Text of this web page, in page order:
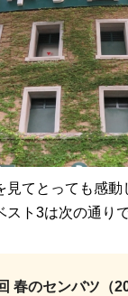
見てとっても感動
ト3は次の通りで
春のセンバツ（